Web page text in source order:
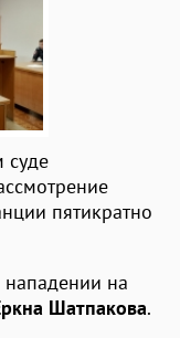
суде
пятикратно
на
Шатпакова.